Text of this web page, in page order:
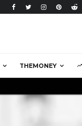
THEMONEY